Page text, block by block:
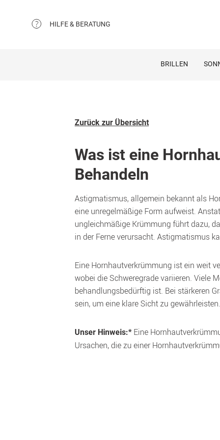
HILFE & BERATUNG
BRILLEN
Zurück zur Übersicht
Was ist eine
Behandeln
Astigmatismus, allgemein bekannt als
eine unregelmäßige Form aufweist.
ungleichmäßige Krümmung führt dazu,
in der Ferne verursacht. Astigmatismus
Eine Hornhautverkrümmung ist ein weit
wobei die Schweregrade variieren. Viele
behandlungsbedürftig ist. Bei stärkeren
sein, um eine klare Sicht zu gewährleisten.
Unser Hinweis:* Eine
Ursachen, die zu einer